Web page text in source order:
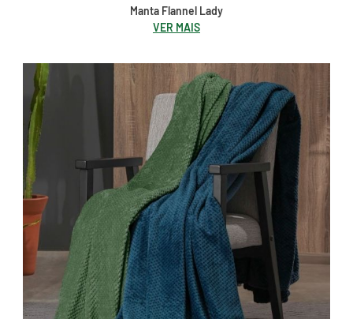
Manta Flannel Lady
VER MAIS